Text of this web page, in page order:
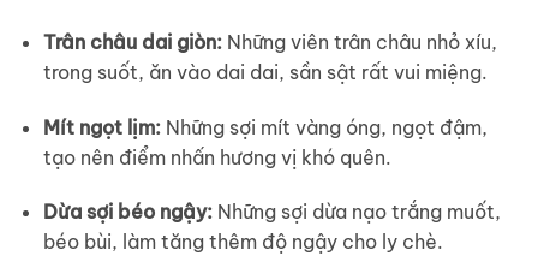
Trân châu dai giòn:Những viên trân châu nhỏ xíu,
trong suốt, ăn vào dai dai, sần sật rất vui miệng.
Mít ngọt lịm:Những sợi mít vàng óng, ngọt đậm,
tạo nên điểm nhấn hương vị khó quên.
Dừa sợi béo ngậy:Những sợi dừa nạo trắng muốt,
béo bùi, làm tăng thêm độ ngậy cho ly chè.